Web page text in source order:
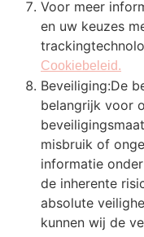
Voor meer
en uw keuzes
Cookiebeleid.
Beveiliging:De
belangrijk voor
misbruik of
informatie
de inherente
absolute
kunnen wij de